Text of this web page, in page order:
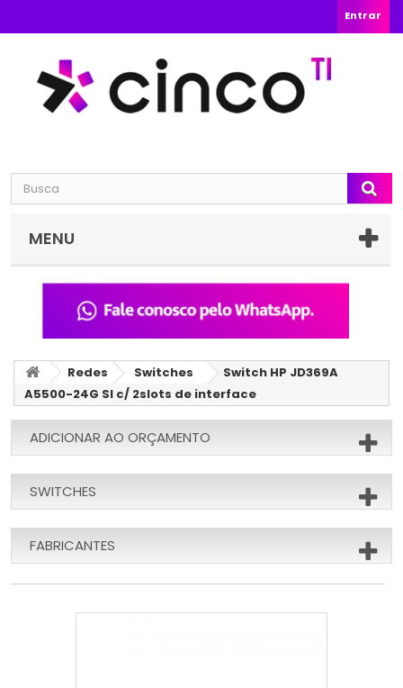
Entrar
MENU
Redes Switches
Switch HP JD369A
A5500-24G SI c/ 2slots de interface
ADICIONAR AO ORÇAMENTO
SWITCHES
FABRICANTES